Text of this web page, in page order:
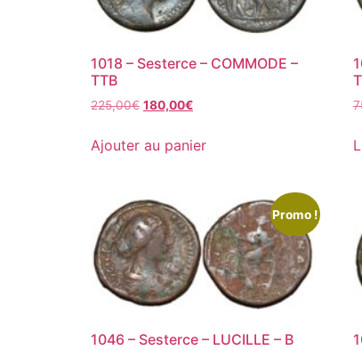
1018 – Sesterce – COMMODE –
TTB
225,00€ 180,00€
Ajouter au panier
Promo !
1046 – Sesterce – LUCILLE – B